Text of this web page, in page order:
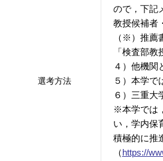
選考方法
ので，下記
教授候補者
（※）推薦
「検査部
４）他機関
５）本学で
６）三重大
※本学では
い，学内保
積極的に推
（https://